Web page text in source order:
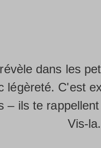
dans les
légèreté. C'est
– ils te
Vis-